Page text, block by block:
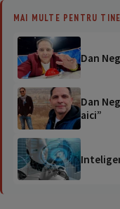
MAI MULTE PENTRU TINE
Dan
Dan
aici”